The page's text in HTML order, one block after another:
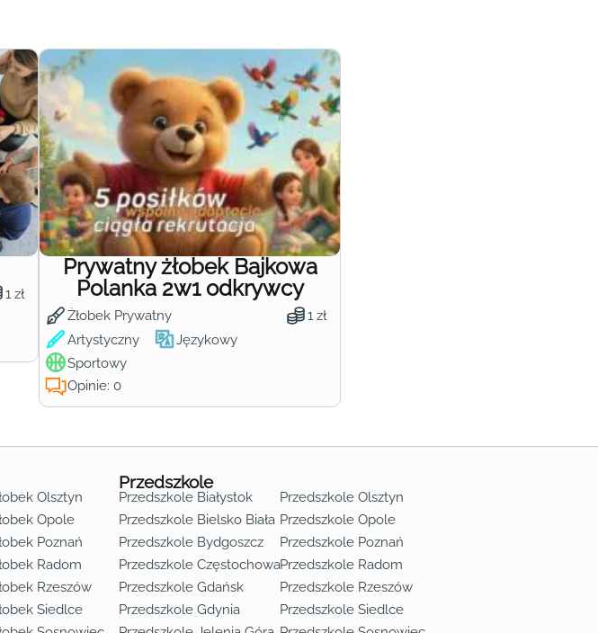
1 zł
Prywatny żłobek Bajkowa
Polanka 2w1 odkrywcy
Żłobek Prywatny 1 zł
Artystyczny
Językowy
Sportowy
Opinie: 0
Olsztyn
Opole
Poznań
Radom
Rzeszów
Siedlce
Przedszkole
Przedszkole Białystok
Przedszkole Bielsko Biała
Przedszkole Bydgoszcz
Przedszkole Częstochowa
Przedszkole Gdańsk
Przedszkole Gdynia
Przedszkole Olsztyn
Przedszkole Opole
Przedszkole Poznań
Przedszkole Radom
Przedszkole Rzeszów
Przedszkole Siedlce